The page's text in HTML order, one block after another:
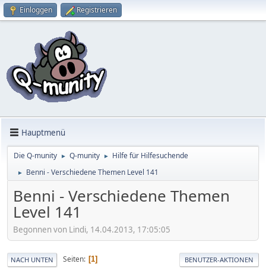
Einloggen Registrieren
Hauptmenü
Die Q-munity ► Q-munity ► Hilfe für Hilfesuchende
► Benni - Verschiedene Themen Level 141
Benni - Verschiedene Themen
Level 141
Begonnen von Lindi, 14.04.2013, 17:05:05
NACH UNTEN Seiten 1 BENUTZER-AKTIONEN